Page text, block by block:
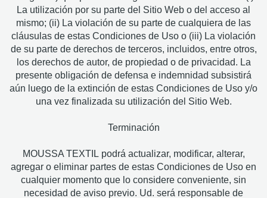
La utilización por su parte del Sitio Web o del acceso al
mismo; (ii) La violación de su parte de cualquiera de las
cláusulas de estas Condiciones de Uso o (iii) La violación
de su parte de derechos de terceros, incluidos, entre otros,
los derechos de autor, de propiedad o de privacidad. La
presente obligación de defensa e indemnidad subsistirá
aún luego de la extinción de estas Condiciones de Uso y/o
una vez finalizada su utilización del Sitio Web.
Terminación
MOUSSA TEXTIL podrá actualizar, modificar, alterar,
agregar o eliminar partes de estas Condiciones de Uso en
cualquier momento que lo considere conveniente, sin
necesidad de aviso previo. Ud. será responsable de